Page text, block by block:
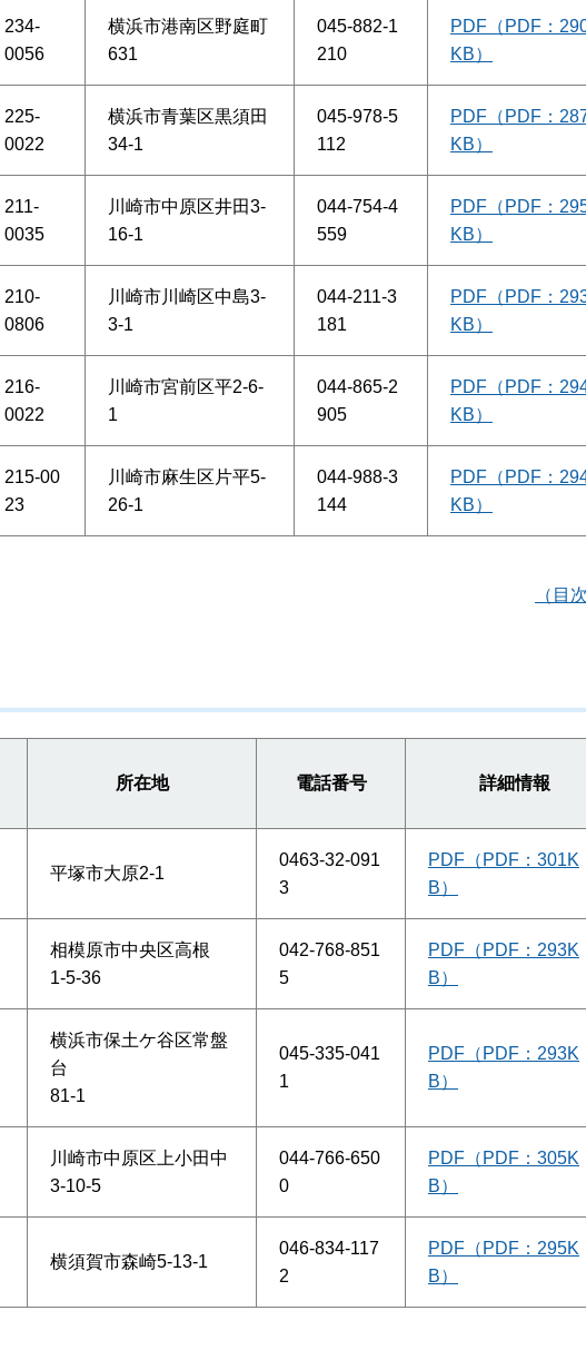
234-
0056
横浜市港南区野庭町
631
045-882-1
210
PDF（PDF：
KB）
225-
0022
横浜市青葉区黒須田
34-1
045-978-5
112
PDF（PDF：
KB）
211-
0035
川崎市中原区井田3-
16-1
044-754-4
559
PDF（PDF：
KB）
210-
0806
川崎市川崎区中島3-
3-1
044-211-3
181
PDF（PDF：
KB）
216-
0022
川崎市宮前区平2-6-
1
044-865-2
905
PDF（PDF：
KB）
215-00
23
川崎市麻生区片平5-
26-1
044-988-3
144
PDF（PDF：
KB）
（目
所在地 電話番号 詳細情報
平塚市大原2-1
0463-32-091
3
PDF（PDF：301K
B）
相模原市中央区高根
1-5-36
042-768-851
5
PDF（PDF：293K
B）
横浜市保土ケ谷区常盤
台
81-1
045-335-041
1
PDF（PDF：293K
B）
川崎市中原区上小田中
3-10-5
044-766-650
0
PDF（PDF：305K
B）
横須賀市森崎5-13-1
046-834-117
2
PDF（PDF：295K
B）